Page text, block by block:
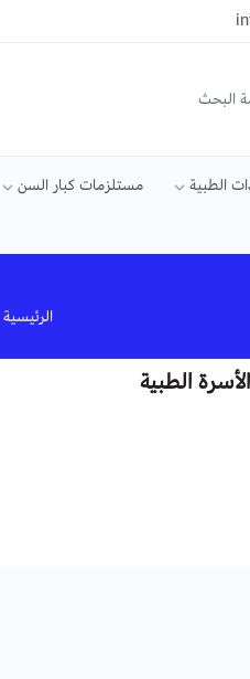
الطبية مستلزمات كبار السن
الرئيسية
الطبية